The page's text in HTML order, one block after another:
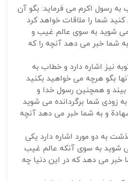
رسول اکرم می فرماید: بگو آن
شما را ملاقات خواهد کرد
می شوید به سوی عالم غیب و
شما خبر می دهد آنچه را که
سوره ی توبه نیز اشاره دارد و خطاب به
بگو هرچه می خواهید بکنید
بیند و همچنین رسول خدا و
زودی شما برگردانده می شوید
و به شما خبر می دهد آنچه
به دو مورد اشاره دارد یکی
شوید به سوی آنکه عالم غیب
می دهد که در این دنیا چه